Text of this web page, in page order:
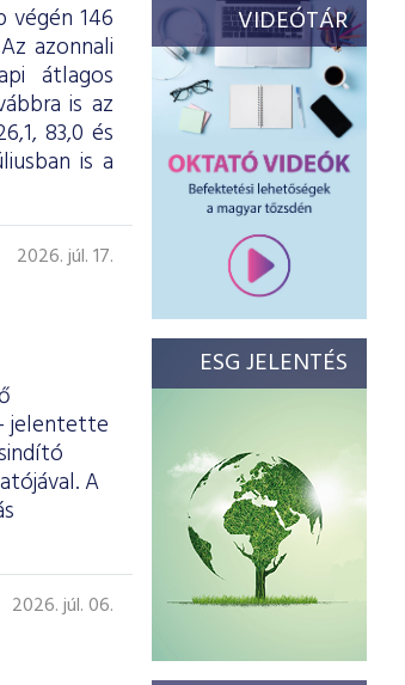
végén 146
azonnali
átlagos
is az
83,0 és
is a
2026. júl. 17.
jelentette
A
2026. júl. 06.
VIDEÓTÁR
ESG JELENTÉS